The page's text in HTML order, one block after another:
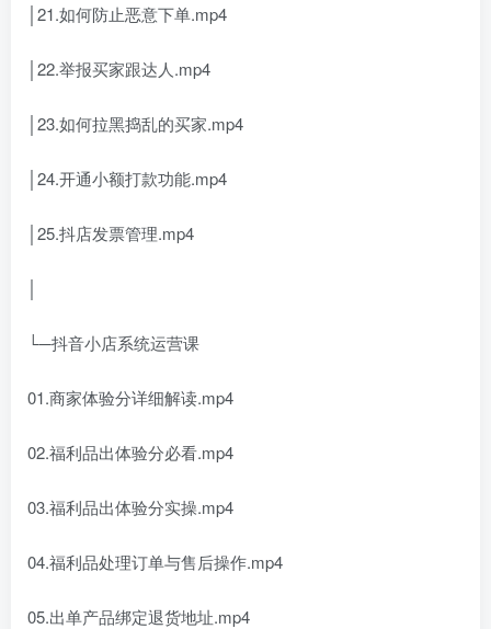
│21.如何防止恶意下单.mp4
│22.举报买家跟达人.mp4
│23.如何拉黑捣乱的买家.mp4
│24.开通小额打款功能.mp4
│25.抖店发票管理.mp4
└─抖音小店系统运营课
01.商家体验分详细解读.mp4
02.福利品出体验分必看.mp4
03.福利品出体验分实操.mp4
04.福利品处理订单与售后操作.mp4
05.出单产品绑定退货地址.mp4